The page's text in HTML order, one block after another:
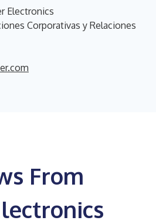
Electronics
Corporativas y Relaciones
From